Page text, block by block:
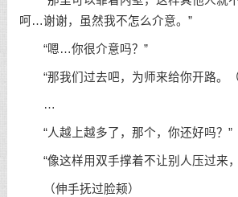
呵…谢谢，虽然我不怎么介意。”
“嗯…你很介意吗？”
“那我们过去吧，为师来给你开路。
…
“人越上越多了，那个，你还好吗？”
“像这样用双手撑着不让别人压过来
（伸手抚过脸颊）